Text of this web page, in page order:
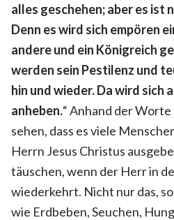
alles geschehen; aber es ist
Denn es wird sich empören
andere und ein Königreich
werden sein Pestilenz und
hin und wieder. Da wird sich
anheben.“ Anhand der
sehen, dass es viele
Herrn Jesus Christus
täuschen, wenn der Herr in
wiederkehrt. Nicht nur das,
wie Erdbeben, Seuchen,